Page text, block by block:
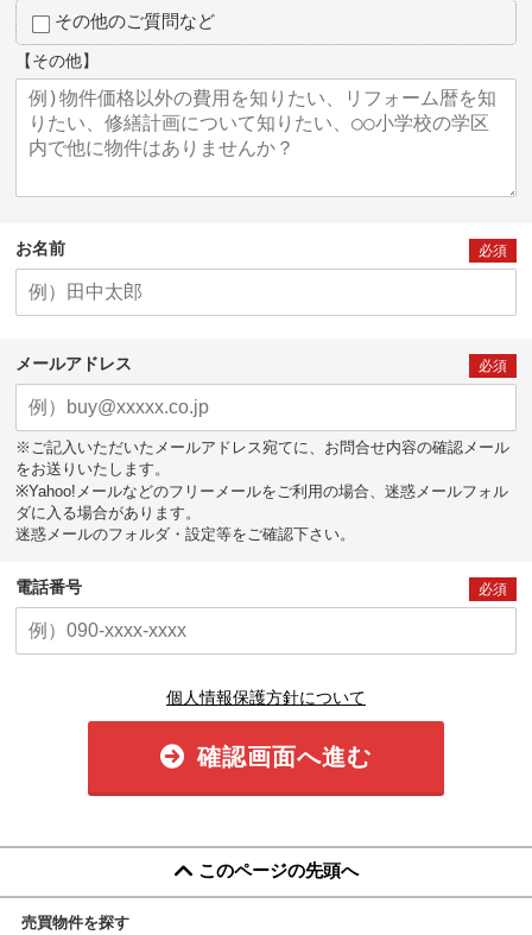
その他のご質問など
【その他】
お名前 必須
メールアドレス 必須
※ご記入いただいたメールアドレス宛てに、お問合せ内容の確認メール
をお送りいたします。
※Yahoo!メールなどのフリーメールをご利用の場合、迷惑メールフォル
ダに入る場合があります。
迷惑メールのフォルダ・設定等をご確認下さい。
電話番号 必須
個人情報保護方針について
確認画面へ進む
このページの先頭へ
売買物件を探す